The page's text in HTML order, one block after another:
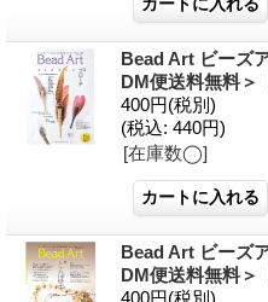
Bead Art ビーズ
DM便送料無料＞
400円(税別)
(税込: 440円)
[在庫数◯]
Bead Art ビーズ
DM便送料無料＞
400円(税別)